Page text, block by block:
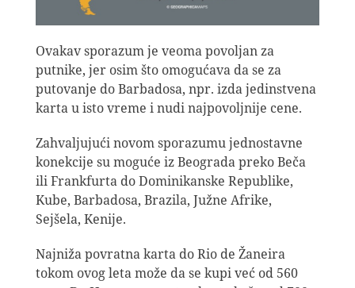
Ovakav sporazum je veoma povoljan za
putnike, jer osim što omogućava da se za
putovanje do Barbadosa, npr. izda jedinstvena
karta u isto vreme i nudi najpovoljnije cene.
Zahvaljujući novom sporazumu jednostavne
konekcije su moguće iz Beograda preko Beča
ili Frankfurta do Dominikanske Republike,
Kube, Barbadosa, Brazila, Južne Afrike,
Sejšela, Kenije.
Najniža povratna karta do Rio de Žaneira
tokom ovog leta može da se kupi već od 560